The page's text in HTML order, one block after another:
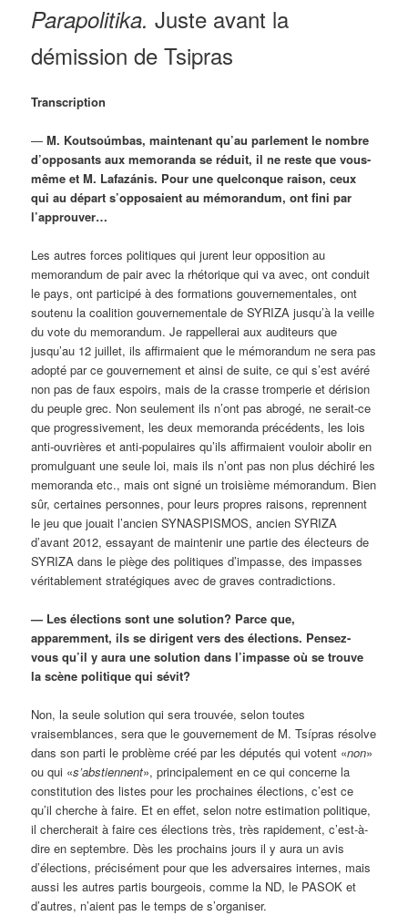
Parapolitika.Juste avant la
démission de Tsipras
Transcription
—M. Koutsoúmbas, maintenant qu’au parlement le nombre
d’opposants aux memoranda se réduit, il ne reste que vous-
même et M. Lafazánis. Pour une quelconque raison, ceux
qui au départ s’opposaient au mémorandum, ont fini par
l’approuver…
Les autres forces politiques qui jurent leur opposition au
memorandum de pair avec la rhétorique qui va avec, ont conduit
le pays, ont participé à des formations gouvernementales, ont
soutenu la coalition gouvernementale de SYRIZA jusqu’à la veille
du vote du memorandum. Je rappellerai aux auditeurs que
jusqu’au 12 juillet, ils affirmaient que le mémorandum ne sera pas
adopté par ce gouvernement et ainsi de suite, ce qui s’est avéré
non pas de faux espoirs, mais de la crasse tromperie et dérision
du peuple grec. Non seulement ils n’ont pas abrogé, ne serait-ce
que progressivement, les deux memoranda précédents, les lois
anti-ouvrières et anti-populaires qu’ils affirmaient vouloir abolir en
promulguant une seule loi, mais ils n’ont pas non plus déchiré les
memoranda etc., mais ont signé un troisième mémorandum. Bien
sûr, certaines personnes, pour leurs propres raisons, reprennent
le jeu que jouait l’ancien SYNASPISMOS, ancien SYRIZA
d’avant 2012, essayant de maintenir une partie des électeurs de
SYRIZA dans le piège des politiques d’impasse, des impasses
véritablement stratégiques avec de graves contradictions.
— Les élections sont une solution? Parce que,
apparemment, ils se dirigent vers des élections. Pensez-
vous qu’il y aura une solution dans l’impasse où se trouve
la scène politique qui sévit?
Non, la seule solution qui sera trouvée, selon toutes
vraisemblances, sera que le gouvernement de M. Tsípras résolve
dans son parti le problème créé par les députés qui votent «non»
ou qui «s’abstiennent», principalement en ce qui concerne la
constitution des listes pour les prochaines élections, c’est ce
qu’il cherche à faire. Et en effet, selon notre estimation politique,
il chercherait à faire ces élections très, très rapidement, c’est-à-
dire en septembre. Dès les prochains jours il y aura un avis
d’élections, précisément pour que les adversaires internes, mais
aussi les autres partis bourgeois, comme la ND, le PASOK et
d’autres, n’aient pas le temps de s’organiser.